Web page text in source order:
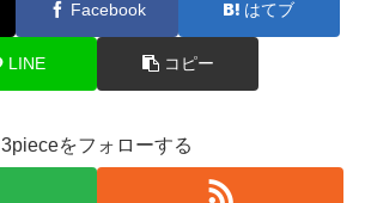
Facebook はてブ
LINE コピー
3pieceをフォローする